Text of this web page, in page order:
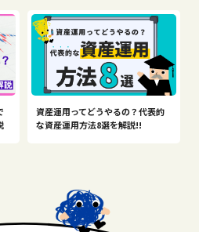
資産運用ってどうやるの？代表的
な資産運用方法8選を解説!!